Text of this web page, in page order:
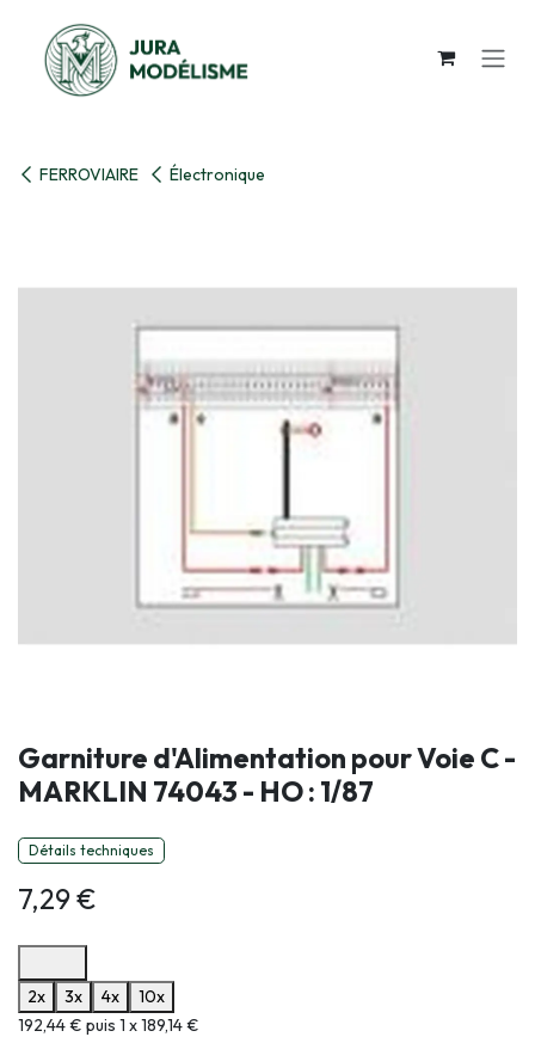
FERROVIAIRE Électronique
Garniture d'Alimentation pour Voie C -
MARKLIN 74043 - HO : 1/87
Détails techniques
7,29€
2x
3x 4x
10x
Informations sur le plan de paiement sélectionné
192,44 € puis 1 x 189,14 €